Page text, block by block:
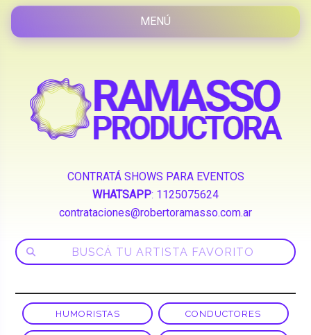
CONTRATÁ SHOWS PARA EVENTOS
WHATSAPP: 1125075624
contrataciones@robertoramasso.com.ar
HUMORISTAS CONDUCTORES